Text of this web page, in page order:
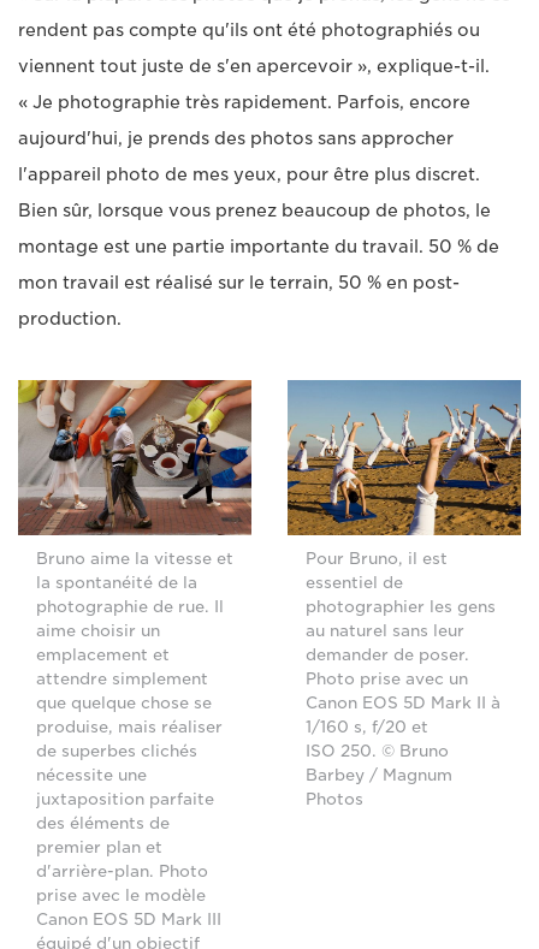
rendent pas compte qu'ils ont été photographiés ou
viennent tout juste de s'en apercevoir », explique-t-il.
« Je photographie très rapidement. Parfois, encore
aujourd'hui, je prends des photos sans approcher
l'appareil photo de mes yeux, pour être plus discret.
Bien sûr, lorsque vous prenez beaucoup de photos, le
montage est une partie importante du travail. 50 % de
mon travail est réalisé sur le terrain, 50 % en post-
production.
Bruno aime la vitesse et
la spontanéité de la
photographie de rue. Il
aime choisir un
emplacement et
attendre simplement
que quelque chose se
produise, mais réaliser
de superbes clichés
nécessite une
juxtaposition parfaite
des éléments de
premier plan et
d'arrière-plan. Photo
prise avec le modèle
Canon EOS 5D Mark III
équipé d'un objectif
Pour Bruno, il est
essentiel de
photographier les gens
au naturel sans leur
demander de poser.
Photo prise avec un
Canon EOS 5D Mark II à
1/160 s, f/20 et
ISO 250. © Bruno
Barbey / Magnum
Photos